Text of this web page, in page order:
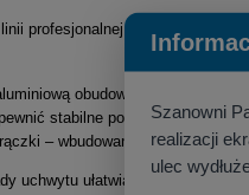
profesjonalnej pozwala na
obudowę.
stabilne podparcie ekranu na
– wbudowany system
uchwytu ułatwia transport,
Szanowni
realizacji
ulec